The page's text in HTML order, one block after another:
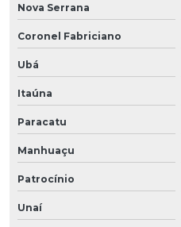
Nova Serrana
Coronel Fabriciano
Ubá
Itaúna
Paracatu
Manhuaçu
Patrocínio
Unaí